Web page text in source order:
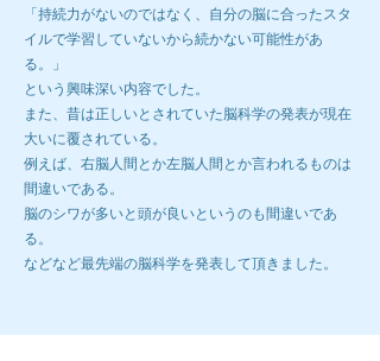
「持続力がないのではなく、自分の脳に合ったスタ
イルで学習していないから続かない可能性があ
る。」
という興味深い内容でした。
また、昔は正しいとされていた脳科学の発表が現在
大いに覆されている。
例えば、右脳人間とか左脳人間とか言われるものは
間違いである。
脳のシワが多いと頭が良いというのも間違いであ
る。
などなど最先端の脳科学を発表して頂きました。